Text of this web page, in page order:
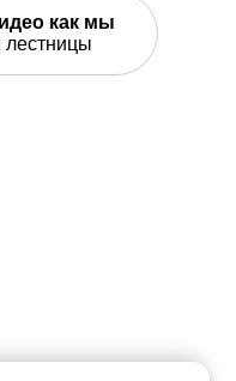
как мы
лестницы